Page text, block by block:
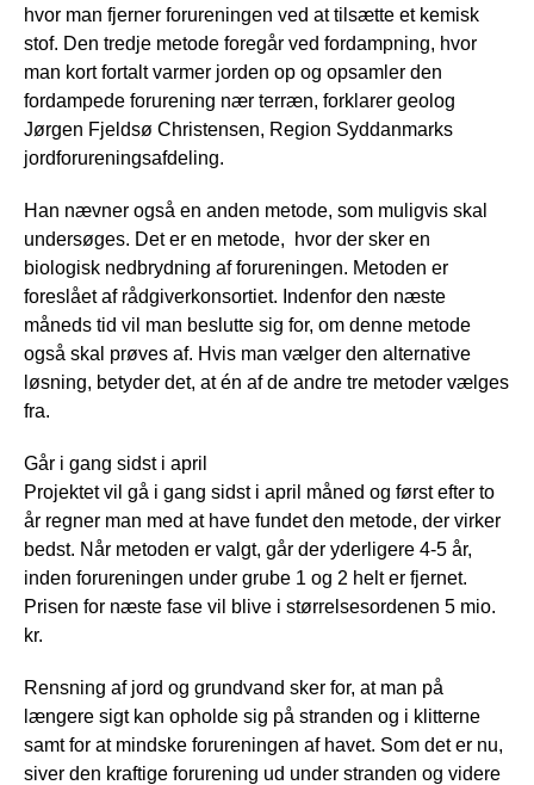
hvor man fjerner forureningen ved at tilsætte et kemisk
stof. Den tredje metode foregår ved fordampning, hvor
man kort fortalt varmer jorden op og opsamler den
fordampede forurening nær terræn, forklarer geolog
Jørgen Fjeldsø Christensen, Region Syddanmarks
jordforureningsafdeling.
Han nævner også en anden metode, som muligvis skal
undersøges. Det er en metode, hvor der sker en
biologisk nedbrydning af forureningen. Metoden er
foreslået af rådgiverkonsortiet. Indenfor den næste
måneds tid vil man beslutte sig for, om denne metode
også skal prøves af. Hvis man vælger den alternative
løsning, betyder det, at én af de andre tre metoder vælges
fra.
Går i gang sidst i april
Projektet vil gå i gang sidst i april måned og først efter to
år regner man med at have fundet den metode, der virker
bedst. Når metoden er valgt, går der yderligere 4-5 år,
inden forureningen under grube 1 og 2 helt er fjernet.
Prisen for næste fase vil blive i størrelsesordenen 5 mio.
kr.
Rensning af jord og grundvand sker for, at man på
længere sigt kan opholde sig på stranden og i klitterne
samt for at mindske forureningen af havet. Som det er nu,
siver den kraftige forurening ud under stranden og videre